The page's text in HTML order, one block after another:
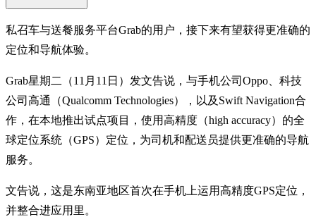
私召车与送餐服务平台Grab的用户，接下来有望获得更准确的
定位和导航体验。
Grab星期二（11月11日）发文告说，与手机公司Oppo、科技
公司高通（Qualcomm Technologies），以及Swift Navigation合
作，在本地推出试点项目，使用高精度（high accuracy）的全
球定位系统（GPS）定位，为司机和配送员提供更准确的导航
服务。
文告说，这是东南亚地区首次在手机上运用高精度GPS定位，
并整合进应用里。